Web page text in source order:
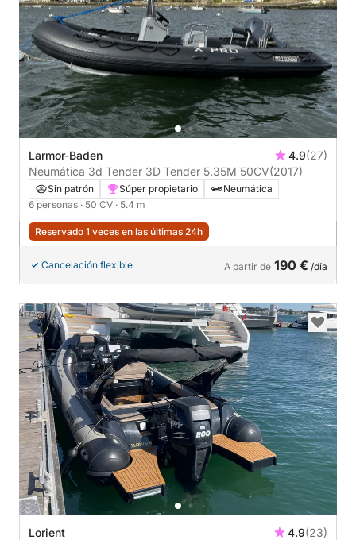
Larmor-Baden 4.9(27)
Neumática 3d Tender 3D Tender 5.35M 50CV(2017)
Sin patrón Súper propietario
Neumática
6 personas · 50 CV · 5.4 m
Reservado 1 veces en las últimas 24h
Cancelación flexible A partir de 190 € /día
Lorient 4.9(23)